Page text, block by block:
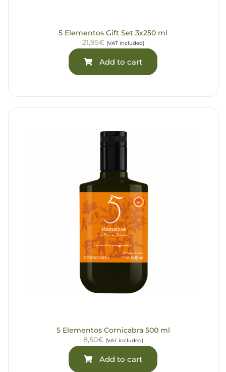
5 Elementos Gift Set 3x250 ml
21,95€ (VAT included)
Add to cart
5 Elementos Cornicabra 500 ml
8,50€ (VAT included)
Add to cart